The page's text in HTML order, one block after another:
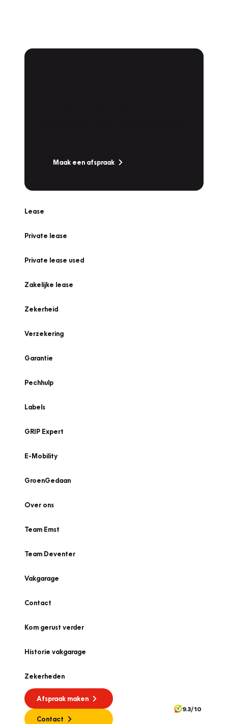
Maak een afspraak
Lease
Private lease
Private lease used
Zakelijke lease
Zekerheid
Verzekering
Garantie
Pechhulp
Labels
GRIP Expert
E-Mobility
GroenGedaan
Over ons
Team Emst
Team Deventer
Vakgarage
Contact
Kom gerust verder
Historie vakgarage
Zekerheden
Afspraak maken
Contact
9.3/10